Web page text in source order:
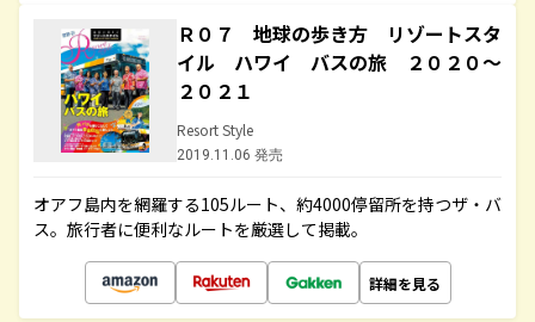
Ｒ０７ 地球の歩き方 リゾートスタ
イル ハワイ バスの旅 ２０２０～
２０２１
Resort Style
2019.11.06 発売
オアフ島内を網羅する105ルート、約4000停留所を持つザ・バ
ス。旅行者に便利なルートを厳選して掲載。
詳細を見る